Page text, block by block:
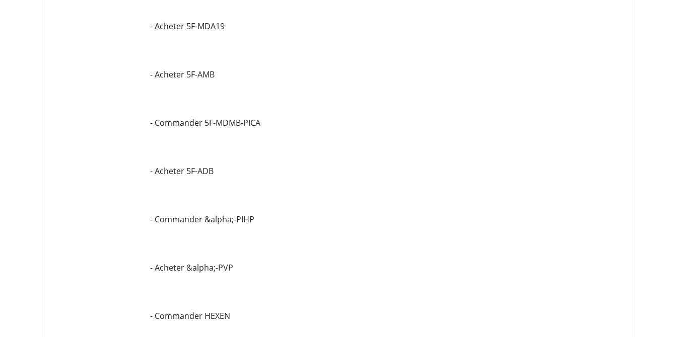
- Acheter 5F-MDA19
- Acheter 5F-AMB
- Commander 5F-MDMB-PICA
- Acheter 5F-ADB
- Commander &alpha;-PIHP
- Acheter &alpha;-PVP
- Commander HEXEN